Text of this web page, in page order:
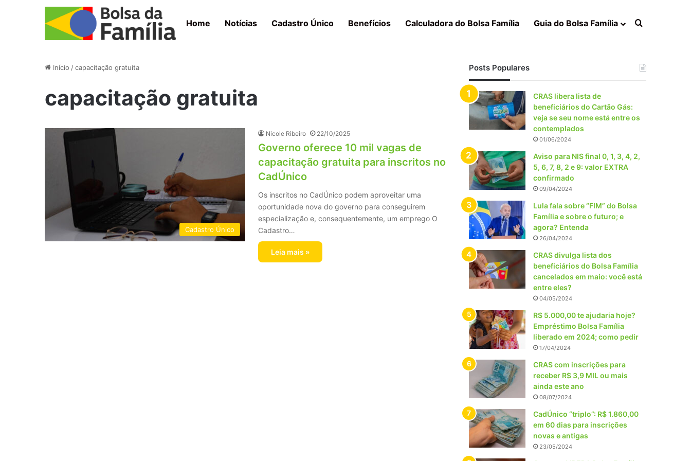
Home Notícias Cadastro Único Benefícios Calculadora do Bolsa Família Guia do Bolsa Família Procurar por
Início /capacitação gratuita
capacitação gratuita
Cadastro Único
Nicole Ribeiro 22/10/2025
Governo oferece 10 mil vagas de
capacitação gratuita para inscritos no
CadÚnico
Os inscritos no CadÚnico podem aproveitar uma
oportunidade nova do governo para conseguirem
especialização e, consequentemente, um emprego O
Cadastro…
Leia mais »
Posts Populares
CRAS libera lista de
beneficiários do Cartão Gás:
veja se seu nome está entre os
contemplados
01/06/2024
Aviso para NIS final 0, 1, 3, 4, 2,
5, 6, 7, 8, 2 e 9: valor EXTRA
confirmado
09/04/2024
Lula fala sobre “FIM” do Bolsa
Família e sobre o futuro; e
agora? Entenda
26/04/2024
CRAS divulga lista dos
beneficiários do Bolsa Família
cancelados em maio: você está
entre eles?
04/05/2024
R$ 5.000,00 te ajudaria hoje?
Empréstimo Bolsa Família
liberado em 2024; como pedir
17/04/2024
CRAS com inscrições para
receber R$ 3,9 MIL ou mais
ainda este ano
08/07/2024
CadÚnico “triplo”: R$ 1.860,00
em 60 dias para inscrições
novas e antigas
23/05/2024